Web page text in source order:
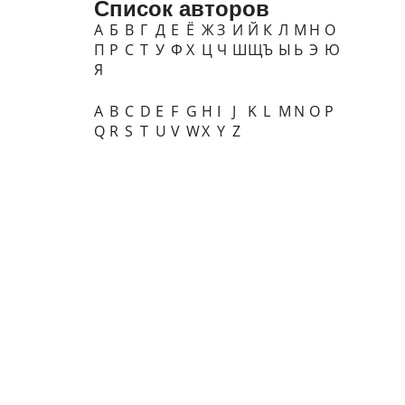
Список авторов
А Б В Г Д Е Ё ЖЗ И Й К Л М Н О
П Р С Т У Ф Х Ц Ч ШЩЪ Ы Ь Э Ю
Я
A B C D E F G H I J K L M N O P
Q R S T U V WX Y Z